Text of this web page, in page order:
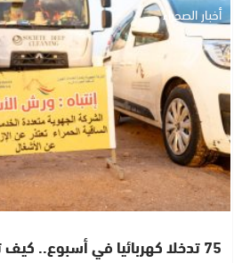
أخبار الصحراء
75 تدخلا كهربائيا في أسبوع..